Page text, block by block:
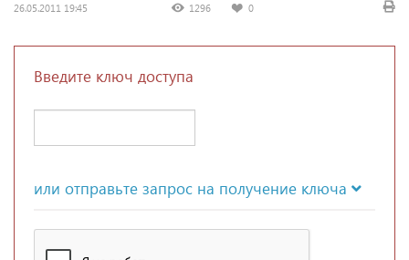
26.05.2011 19:45 1296 0
Введите ключ доступа
или отправьте запрос на получение ключа